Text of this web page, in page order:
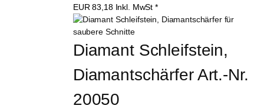
EUR83,18 Inkl. MwSt *
Diamant Schleifstein,
Diamantschärfer Art.-Nr.
20050